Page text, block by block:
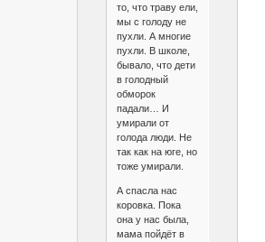
то, что траву ели,
мы с голоду не
пухли. А многие
пухли. В школе,
бывало, что дети
в голодный
обморок
падали… И
умирали от
голода люди. Не
так как на юге, но
тоже умирали.
А спасла нас
коровка. Пока
она у нас была,
мама пойдёт в